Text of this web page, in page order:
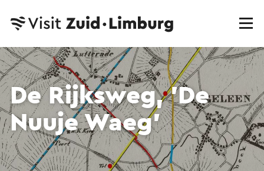
De Rijksweg, 'De
Nuuje Waeg'